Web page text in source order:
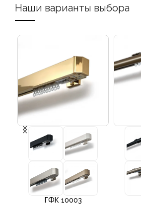
Наши варианты выбора
ГФК 10003